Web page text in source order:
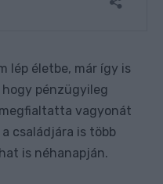
lép életbe, már így is
pénzügyileg
vagyonát
családjára is több
is néhanapján.